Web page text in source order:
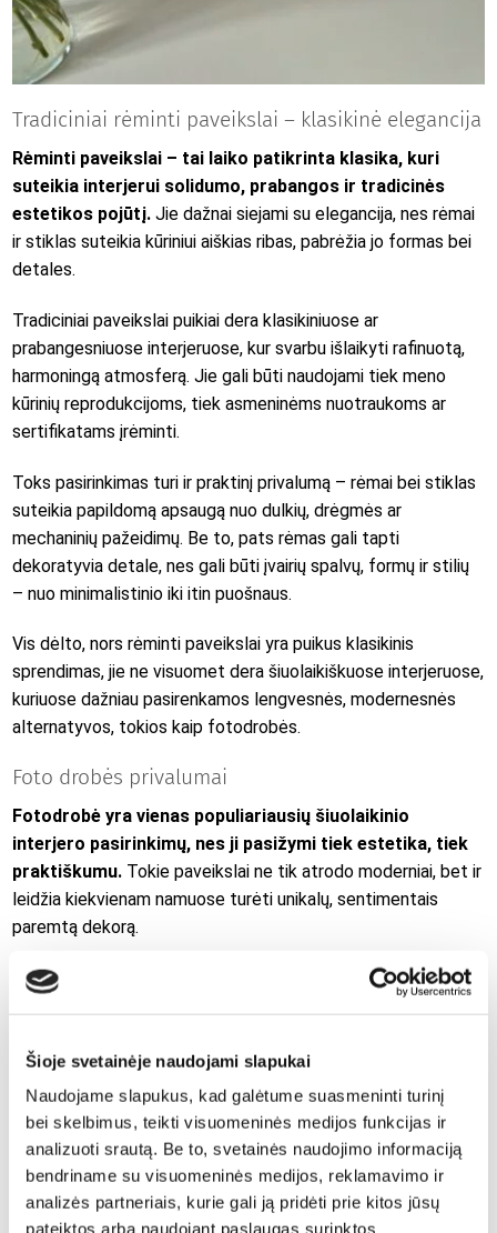
Šioje svetainėje naudojami slapukai
Naudojame slapukus, kad galėtume suasmeninti turinį
bei skelbimus, teikti visuomeninės medijos funkcijas ir
analizuoti srautą. Be to, svetainės naudojimo informaciją
bendriname su visuomeninės medijos, reklamavimo ir
analizės partneriais, kurie gali ją pridėti prie kitos jūsų
pateiktos arba naudojant paslaugas surinktos
Tradiciniai rėminti paveikslai – klasikinė elegancija
Rėminti paveikslai – tai laiko patikrinta klasika, kuri
suteikia interjerui solidumo, prabangos ir tradicinės
estetikos pojūtį. Jie dažnai siejami su elegancija, nes rėmai
ir stiklas suteikia kūriniui aiškias ribas, pabrėžia jo formas bei
detales.
Tradiciniai paveikslai puikiai dera klasikiniuose ar
prabangesniuose interjeruose, kur svarbu išlaikyti rafinuotą,
harmoningą atmosferą. Jie gali būti naudojami tiek meno
kūrinių reprodukcijoms, tiek asmeninėms nuotraukoms ar
sertifikatams įrėminti.
Toks pasirinkimas turi ir praktinį privalumą – rėmai bei stiklas
suteikia papildomą apsaugą nuo dulkių, drėgmės ar
mechaninių pažeidimų. Be to, pats rėmas gali tapti
dekoratyvia detale, nes gali būti įvairių spalvų, formų ir stilių
– nuo minimalistinio iki itin puošnaus.
Vis dėlto, nors rėminti paveikslai yra puikus klasikinis
sprendimas, jie ne visuomet dera šiuolaikiškuose interjeruose,
kuriuose dažniau pasirenkamos lengvesnės, modernesnės
alternatyvos, tokios kaip fotodrobės.
Foto drobės privalumai
Fotodrobė yra vienas populiariausių šiuolaikinio
interjero pasirinkimų, nes ji pasižymi tiek estetika, tiek
praktiškumu. Tokie paveikslai ne tik atrodo moderniai, bet ir
leidžia kiekvienam namuose turėti unikalų, sentimentais
paremtą dekorą.
Vienas didžiausių privalumų – galimybė
užsisakyti foto ant
atvaizdas, suteikiantis namams ypatingo jaukumo ir
individualumo.
Kitas svarbus aspektas – universalumas. Fotodrobė dera
tiek moderniame, tiek minimalistiniame ar net eklektiškame
interjere. Ji gali būti vienas stambus akcentas arba kelių
drobių kompozicija, formuojanti stilingą koliažą.